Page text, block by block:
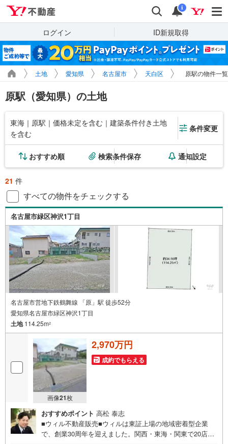
検索 通知
i
ログイン ID新規取得
土地 愛知県 名古屋市 天白区 原駅の物件一覧
原駅（愛知県）の土地
東海｜原駅｜価格未定を含む｜建築条件付き土地
を含む
条件変更
おすすめ順 検索条件保存 通知設定
21 件
すべての物件をチェックする
名古屋市緑区神沢1丁目
名古屋市営地下鉄鶴舞線 「原」駅 徒歩52分
愛知県名古屋市緑区神沢1丁目
土地114.25m2
画像21枚
2,970万円
成約でもらえる
おすすめポイント 高松 泰志
■ウィル不動産販売■ウィルは東証上場の地域密着型企業
で、創業30周年を迎えました。関西・東海・関東で20店舗